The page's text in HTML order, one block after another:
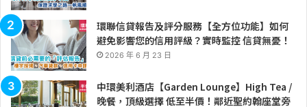
環聯信貸報告及評分服務【全方位功能】如何
避免影響您的信用評級？實時監控 信貸無憂！
2026 年 6 月 23 日
中環美利酒店【Garden Lounge】High Tea /
晚餐，頂級選擇 低至半價！鄰近聖約翰座堂旁